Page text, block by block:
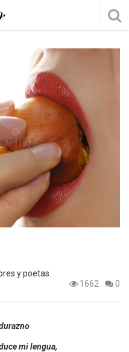
y poetas
1662
0
mi lengua,